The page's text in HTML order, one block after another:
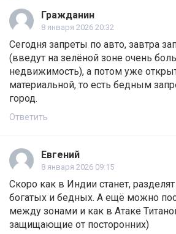
Гражданин
8 января 2026 20:32
Сегодня запреты по авто, завтра
(введут на зелёной зоне очень
недвижимость), а потом уже
материальной, то есть бедным
город.
Ответить
Евгений
8 января 2026 09:15
Скоро как в Индии станет,
богатых и бедных. А ещё можно
между зонами и как в Атаке
защищающие от посторонних)